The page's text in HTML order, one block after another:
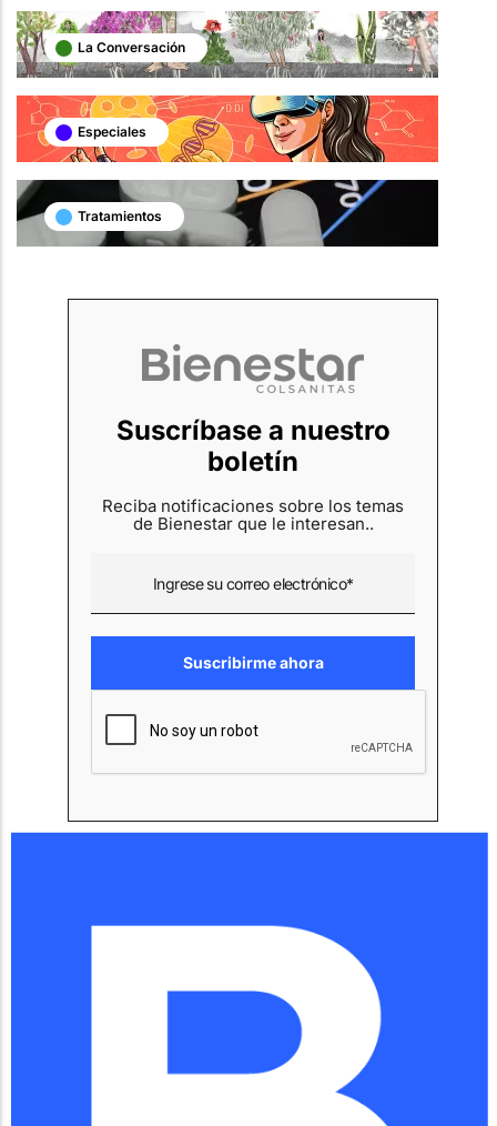
La Conversación
Especiales
Tratamientos
Suscríbase a nuestro
boletín
Reciba notificaciones sobre los temas
de Bienestar que le interesan..